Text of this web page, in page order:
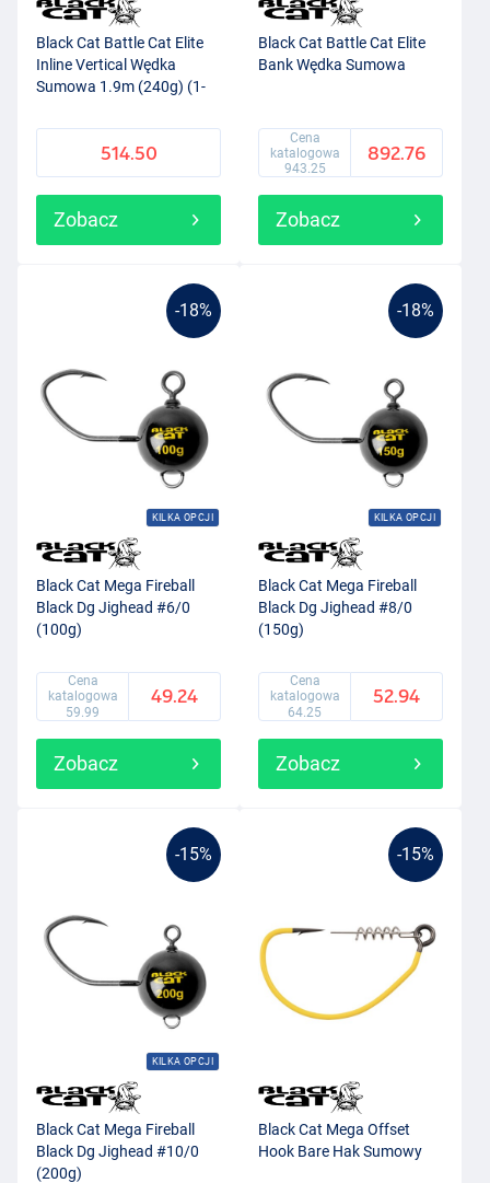
Black Cat Battle Cat Elite
Inline Vertical Wędka
Sumowa 1.9m (240g) (1-
514.50
Zobacz
Black Cat Battle Cat Elite
Bank Wędka Sumowa
Cena
katalogowa
943.25
892.76
Zobacz
-18%
KILKA OPCJI
Black Cat Mega Fireball
Black Dg Jighead #6/0
(100g)
Cena
katalogowa
59.99
49.24
Zobacz
-18%
KILKA OPCJI
Black Cat Mega Fireball
Black Dg Jighead #8/0
(150g)
Cena
katalogowa
64.25
52.94
Zobacz
-15%
KILKA OPCJI
Black Cat Mega Fireball
Black Dg Jighead #10/0
(200g)
-15%
Black Cat Mega Offset
Hook Bare Hak Sumowy